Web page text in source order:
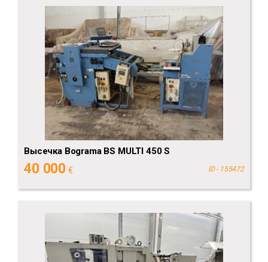
Высечка Bograma BS MULTI 450 S
40 000 € ID - 155472